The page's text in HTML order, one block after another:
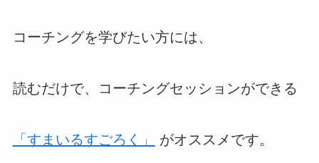
コーチングを学びたい方には、
読むだけで、コーチングセッションができる
「すまいるすごろく」 がオススメです。